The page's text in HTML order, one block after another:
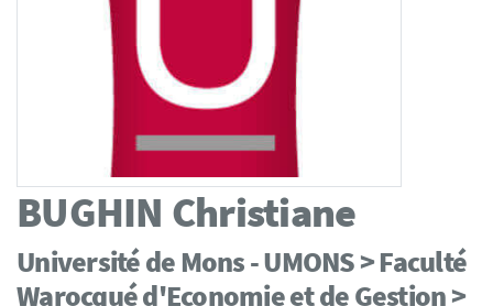
BUGHIN Christiane
Université de Mons - UMONS > Faculté
Warocqué d'Economie et de Gestion >